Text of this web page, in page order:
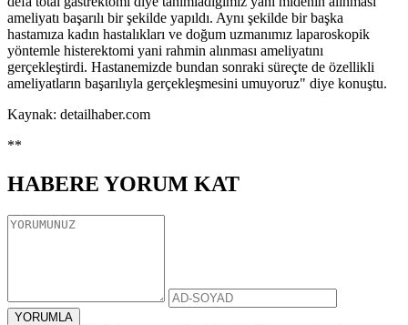
ameliyatı başarılı bir şekilde yapıldı. Aynı şekilde bir başka
hastamıza kadın hastalıkları ve doğum uzmanımız laparoskopik
yöntemle histerektomi yani rahmin alınması ameliyatını
gerçekleştirdi. Hastanemizde bundan sonraki süreçte de özellikli
ameliyatların başarılıyla gerçekleşmesini umuyoruz" diye konuştu.
Kaynak: detailhaber.com
**
HABERE YORUM KAT